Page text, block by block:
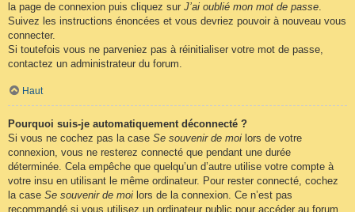
la page de connexion puis cliquez sur J’ai oublié mon mot de passe.
Suivez les instructions énoncées et vous devriez pouvoir à nouveau vous
connecter.
Si toutefois vous ne parveniez pas à réinitialiser votre mot de passe,
contactez un administrateur du forum.
Haut
Pourquoi suis-je automatiquement déconnecté ?
Si vous ne cochez pas la case Se souvenir de moi lors de votre
connexion, vous ne resterez connecté que pendant une durée
déterminée. Cela empêche que quelqu’un d’autre utilise votre compte à
votre insu en utilisant le même ordinateur. Pour rester connecté, cochez
la case Se souvenir de moi lors de la connexion. Ce n’est pas
recommandé si vous utilisez un ordinateur public pour accéder au forum